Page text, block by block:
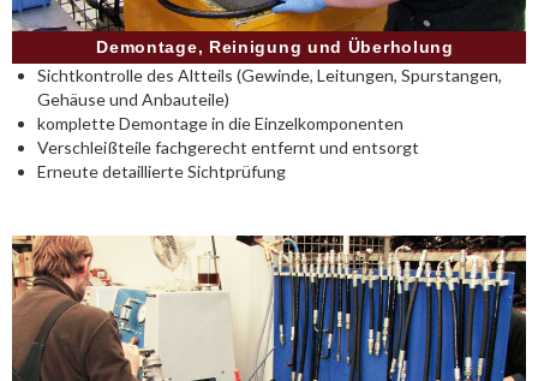
Demontage, Reinigung und Überholung
Sichtkontrolle des Altteils (Gewinde, Leitungen, Spurstangen,
Gehäuse und Anbauteile)
komplette Demontage in die Einzelkomponenten
Verschleißteile fachgerecht entfernt und entsorgt
Erneute detaillierte Sichtprüfung